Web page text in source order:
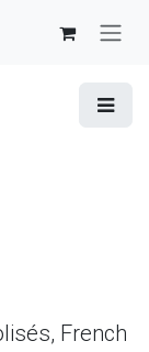
French